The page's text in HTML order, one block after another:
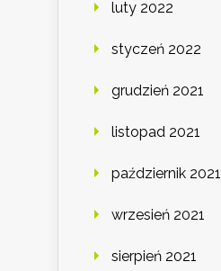
luty 2022
styczeń 2022
grudzień 2021
listopad 2021
październik 2021
wrzesień 2021
sierpień 2021